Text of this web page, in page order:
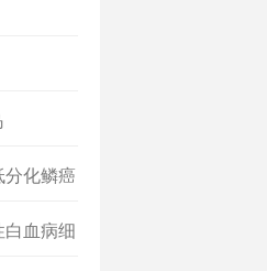
分化鳞癌
白血病细